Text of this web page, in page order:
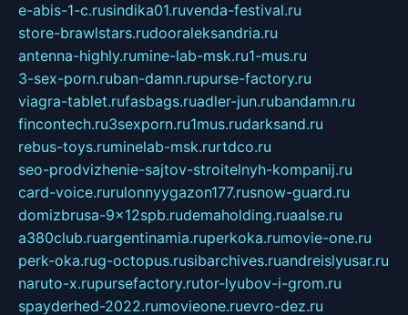
e-abis-1-c.rusindika01.ruvenda-festival.ru
store-brawlstars.rudooraleksandria.ru
antenna-highly.rumine-lab-msk.ru1-mus.ru
3-sex-porn.ruban-damn.rupurse-factory.ru
viagra-tablet.rufasbags.ruadler-jun.rubandamn.ru
fincontech.ru3sexporn.ru1mus.rudarksand.ru
rebus-toys.ruminelab-msk.rurtdco.ru
seo-prodvizhenie-sajtov-stroitelnyh-kompanij.ru
card-voice.rurulonnyygazon177.rusnow-guard.ru
domizbrusa-9x12spb.rudemaholding.ruaalse.ru
a380club.ruargentinamia.ruperkoka.rumovie-one.ru
perk-oka.rug-octopus.rusibarchives.ruandreislyusar.ru
naruto-x.rupursefactory.rutor-lyubov-i-grom.ru
spayderhed-2022.rumovieone.ruevro-dez.ru